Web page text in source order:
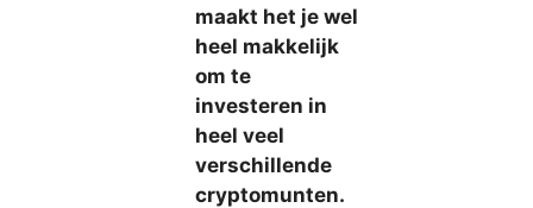
maakt het je wel
heel makkelijk
om te
investeren in
heel veel
verschillende
cryptomunten.